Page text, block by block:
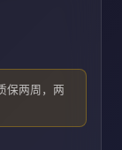
保两周，两